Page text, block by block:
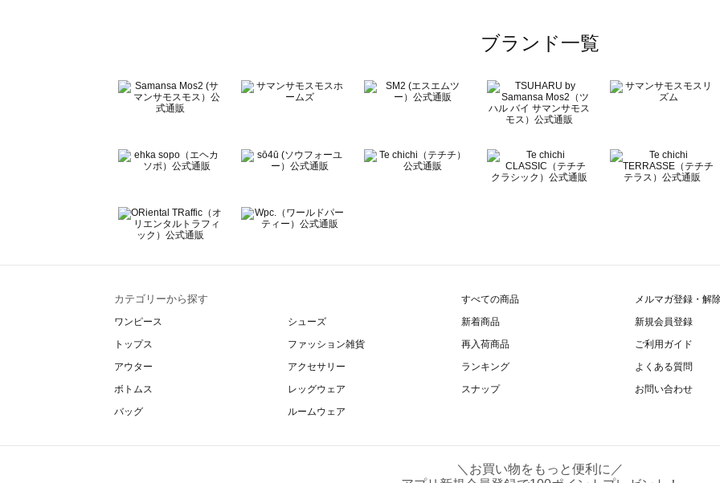
BETTY'S BLUE（べティーズブルー）のベルト一覧
Wpc.（ワールドパーティー）のベルト一覧
ブランド一覧
カテゴリーから探す
ワンピース
トップス
アウター
ボトムス
バッグ
シューズ
ファッション雑貨
アクセサリー
レッグウェア
ルームウェア
すべての商品
新着商品
再入荷商品
ランキング
スナップ
メルマガ登録・解
新規会員登録
ご利用ガイド
よくある質問
お問い合わせ
＼お買い物をもっと便利に／